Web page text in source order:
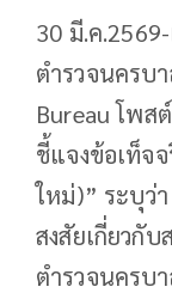
30 มี.ค
ตำรวจนครบ
Bureau โพส
ชี้แจงข้อเท็จ
ใหม่)” ระบุว่
สงสัยเกี่ยวกั
ตำรวจนครบ